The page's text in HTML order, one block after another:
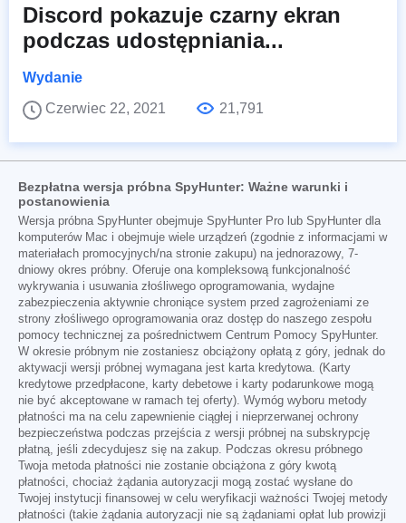
Discord pokazuje czarny ekran
podczas udostępniania...
Wydanie
Czerwiec 22, 2021
21,791
Bezpłatna wersja próbna SpyHunter: Ważne warunki i
postanowienia
Wersja próbna SpyHunter obejmuje SpyHunter Pro lub SpyHunter dla
komputerów Mac i obejmuje wiele urządzeń (zgodnie z informacjami w
materiałach promocyjnych/na stronie zakupu) na jednorazowy, 7-
dniowy okres próbny. Oferuje ona kompleksową funkcjonalność
wykrywania i usuwania złośliwego oprogramowania, wydajne
zabezpieczenia aktywnie chroniące system przed zagrożeniami ze
strony złośliwego oprogramowania oraz dostęp do naszego zespołu
pomocy technicznej za pośrednictwem Centrum Pomocy SpyHunter.
W okresie próbnym nie zostaniesz obciążony opłatą z góry, jednak do
aktywacji wersji próbnej wymagana jest karta kredytowa. (Karty
kredytowe przedpłacone, karty debetowe i karty podarunkowe mogą
nie być akceptowane w ramach tej oferty). Wymóg wyboru metody
płatności ma na celu zapewnienie ciągłej i nieprzerwanej ochrony
bezpieczeństwa podczas przejścia z wersji próbnej na subskrypcję
płatną, jeśli zdecydujesz się na zakup. Podczas okresu próbnego
Twoja metoda płatności nie zostanie obciążona z góry kwotą
płatności, chociaż żądania autoryzacji mogą zostać wysłane do
Twojej instytucji finansowej w celu weryfikacji ważności Twojej metody
płatności (takie żądania autoryzacji nie są żądaniami opłat lub prowizji